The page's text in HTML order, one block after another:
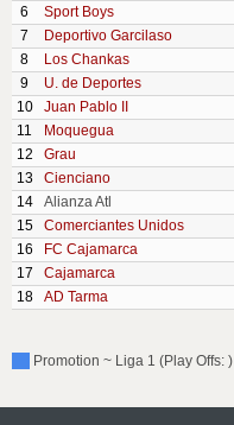
6
Sport Boys
7
Deportivo Garcilaso
8
Los Chankas
9
U. de Deportes
10
Juan Pablo II
11
Moquegua
12
Grau
13
Cienciano
14
Alianza Atl
15
Comerciantes Unidos
16
FC Cajamarca
17
Cajamarca
18
AD Tarma
Promotion ~ Liga 1 (Play Offs: )